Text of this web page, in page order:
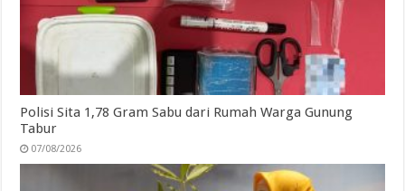
Polisi Sita 1,78 Gram Sabu dari Rumah Warga Gunung
Tabur
07/08/2026